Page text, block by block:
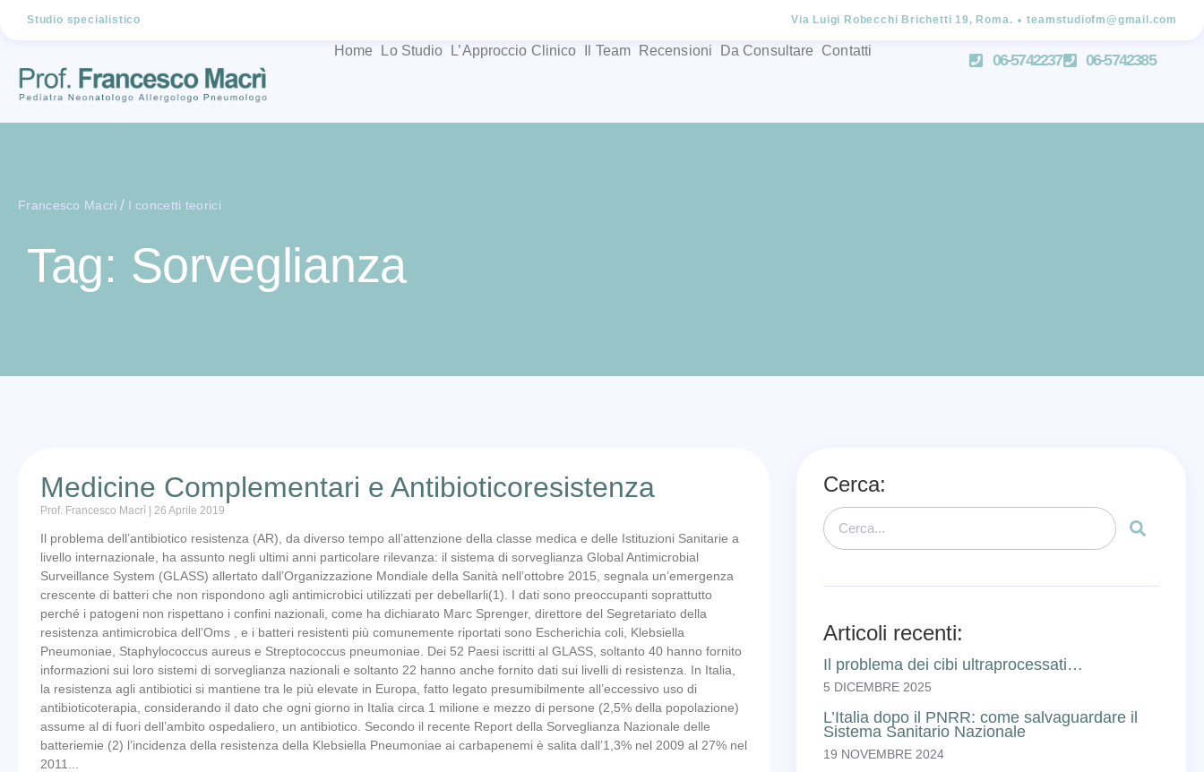
Studio specialistico Via Luigi Robecchi Brichetti 19, Roma. teamstudiofm@gmail.com
Home Lo Studio L’Approccio Clinico Il Team Recensioni Da Consultare Contatti
06-5742237 06-5742385
Francesco Macrì / I concetti teorici
Tag: Sorveglianza
Medicine Complementari e Antibioticoresistenza
Prof. Francesco Macrì 26 Aprile 2019
Il problema dell’antibiotico resistenza (AR), da diverso tempo all’attenzione della classe medica e delle Istituzioni Sanitarie a
livello internazionale, ha assunto negli ultimi anni particolare rilevanza: il sistema di sorveglianza Global Antimicrobial
Surveillance System (GLASS) allertato dall’Organizzazione Mondiale della Sanità nell’ottobre 2015, segnala un’emergenza
crescente di batteri che non rispondono agli antimicrobici utilizzati per debellarli(1). I dati sono preoccupanti soprattutto
perché i patogeni non rispettano i confini nazionali, come ha dichiarato Marc Sprenger, direttore del Segretariato della
resistenza antimicrobica dell’Oms , e i batteri resistenti più comunemente riportati sono Escherichia coli, Klebsiella
Pneumoniae, Staphylococcus aureus e Streptococcus pneumoniae. Dei 52 Paesi iscritti al GLASS, soltanto 40 hanno fornito
informazioni sui loro sistemi di sorveglianza nazionali e soltanto 22 hanno anche fornito dati sui livelli di resistenza. In Italia,
la resistenza agli antibiotici si mantiene tra le più elevate in Europa, fatto legato presumibilmente all’eccessivo uso di
antibioticoterapia, considerando il dato che ogni giorno in Italia circa 1 milione e mezzo di persone (2,5% della popolazione)
assume al di fuori dell’ambito ospedaliero, un antibiotico. Secondo il recente Report della Sorveglianza Nazionale delle
batteriemie (2) l’incidenza della resistenza della Klebsiella Pneumoniae ai carbapenemi è salita dall’1,3% nel 2009 al 27% nel
2011
Cerca:
Articoli recenti:
Il problema dei cibi ultraprocessati…
5 DICEMBRE 2025
L’Italia dopo il PNRR: come salvaguardare il
Sistema Sanitario Nazionale
19 NOVEMBRE 2024